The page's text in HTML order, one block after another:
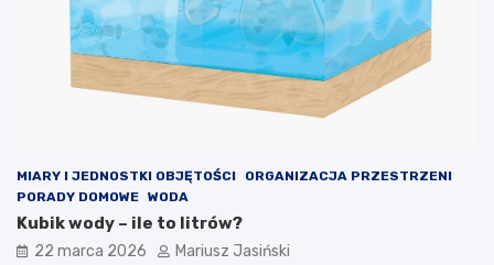
MIARY I JEDNOSTKI OBJĘTOŚCI
ORGANIZACJA PRZESTRZENI
PORADY DOMOWE WODA
Kubik wody – ile to litrów?
22 marca 2026 Mariusz Jasiński